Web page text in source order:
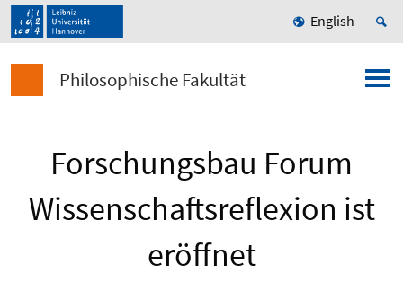
English
Philosophische Fakultät
Forschungsbau Forum
Wissenschaftsreflexion ist
eröffnet